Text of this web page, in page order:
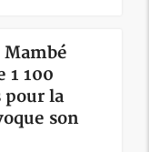
1 100
pour la
son